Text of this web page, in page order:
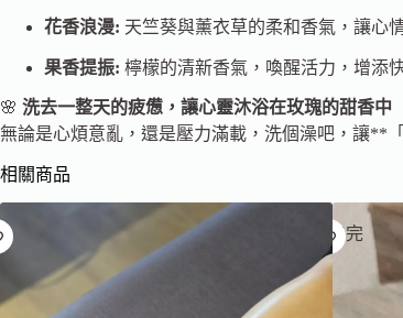
花香浪漫: 天竺葵與薰衣草的柔和香氣，讓心
果香提振: 檸檬的清新香氣，喚醒活力，增添
🌸 洗去一整天的疲憊，讓心靈沐浴在玫瑰的甜香中
無論是心煩意亂，還是壓力滿載，洗個澡吧，讓**
相關商品
已售完